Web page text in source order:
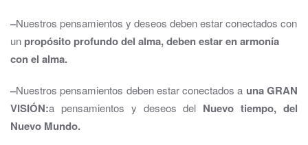
–Nuestros pensamientos y deseos deben estar conectados con
un propósito profundo del alma, deben estar en armonía
con el alma.
–Nuestros pensamientos deben estar conectados a una GRAN
VISIÓN:a pensamientos y deseos del Nuevo tiempo, del
Nuevo Mundo.